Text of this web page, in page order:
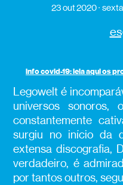
23 out 2020 sexta
info covid-19: leia aqui os
Legowelt é
universos sonoros,
constantemente
surgiu no início da
extensa discografia,
verdadeiro, é
por tantos outros,